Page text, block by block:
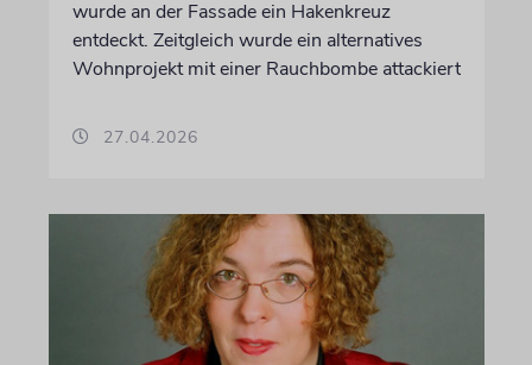
wurde an der Fassade ein Hakenkreuz
entdeckt. Zeitgleich wurde ein alternatives
Wohnprojekt mit einer Rauchbombe attackiert
27.04.2026